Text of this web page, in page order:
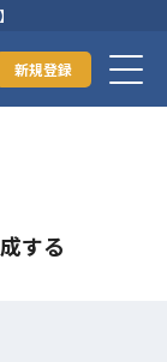
新規登録
する